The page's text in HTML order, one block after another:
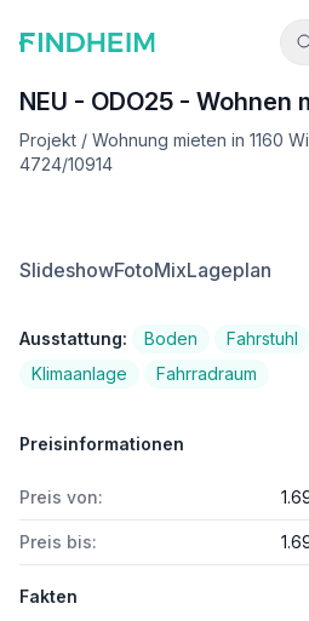
NEU - ODO25 - Wohnen
Projekt / Wohnung mieten in 1160
4724/10914
SlideshowFotoMixLageplan
Ausstattung: Boden Fahrstuhl
Klimaanlage
Fahrradraum
Preisinformationen
Preis von:
Preis bis:
Fakten